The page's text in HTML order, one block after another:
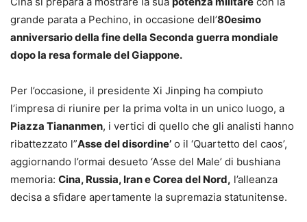
grande parata a Pechino, in occasione dell’80esimo
anniversario della fine della Seconda guerra mondiale
dopo la resa formale del Giappone.
Per l’occasione, il presidente Xi Jinping ha compiuto
l’impresa di riunire per la prima volta in un unico luogo, a
Piazza Tiananmen, i vertici di quello che gli analisti hanno
ribattezzato l”Asse del disordine’ o il ‘Quartetto del caos’,
aggiornando l’ormai desueto ‘Asse del Male’ di bushiana
memoria: Cina, Russia, Iran e Corea del Nord, l’alleanza
decisa a sfidare apertamente la supremazia statunitense.